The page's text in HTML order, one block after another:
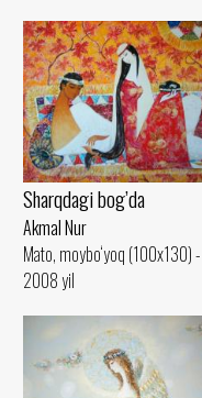
Sharqdagi bog’da
Akmal Nur
Mato, moybo‘yoq (100x130) -
2008 yil